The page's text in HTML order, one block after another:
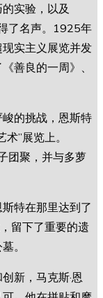
实验，以及
了名声。1925年
实主义展览并发
善良的一周》、
的挑战，恩斯特
”展览上。
团聚，并与多萝
特在那里达到了
留下了重要的遗
。
新，马克斯·恩